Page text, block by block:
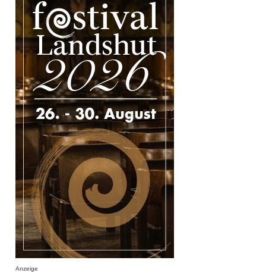
Anzeige